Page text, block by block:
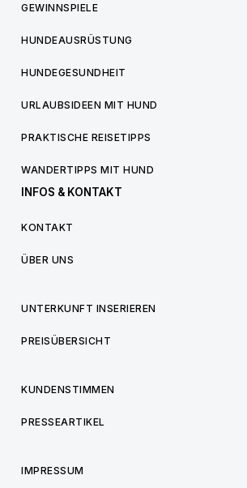
GEWINNSPIELE
HUNDEAUSRÜSTUNG
HUNDEGESUNDHEIT
URLAUBSIDEEN MIT HUND
PRAKTISCHE REISETIPPS
WANDERTIPPS MIT HUND
INFOS & KONTAKT
KONTAKT
ÜBER UNS
UNTERKUNFT INSERIEREN
PREISÜBERSICHT
KUNDENSTIMMEN
PRESSEARTIKEL
IMPRESSUM